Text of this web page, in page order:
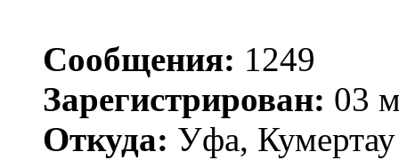
Сообщения: 1249
Зарегистрирован: 03
Откуда: Уфа, Кумертау